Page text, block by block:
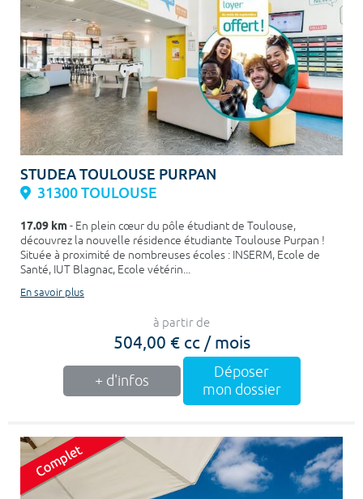
STUDEA TOULOUSE PURPAN
31300 TOULOUSE
17.09 km- En plein cœur du pôle étudiant de Toulouse,
découvrez la nouvelle résidence étudiante Toulouse Purpan !
Située à proximité de nombreuses écoles : INSERM, Ecole de
Santé, IUT Blagnac, Ecole vétérin...
En savoir plus
à partir de
504,00 € cc / mois
+ d'infos
Déposer
mon dossier